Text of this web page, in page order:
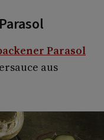
Parasol
aus